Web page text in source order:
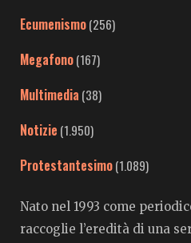
Ecumenismo(256)
Megafono(167)
Multimedia (38)
Notizie (1.950)
Protestantesimo(1.089)
Nato nel 1993 come
raccoglie l’eredità di una